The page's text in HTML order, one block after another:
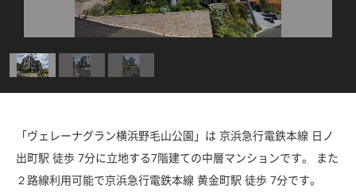
「ヴェレーナグラン横浜野毛山公園」は 京浜急行電鉄本線 日ノ
出町駅 徒歩 7分に立地する7階建ての中層マンションです。 また
２路線利用可能で京浜急行電鉄本線 黄金町駅 徒歩 7分です。